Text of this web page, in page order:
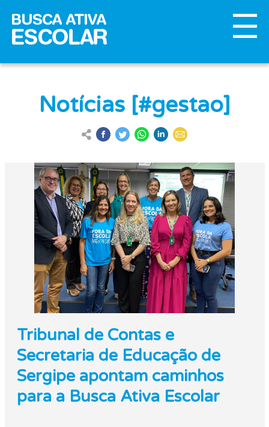
Notícias [#gestao]
Tribunal de Contas e
Secretaria de Educação de
Sergipe apontam caminhos
para a Busca Ativa Escolar